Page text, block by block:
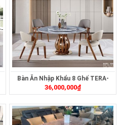
Bàn Ăn Nhập Khẩu 8 Ghế TERA-
T904
36,000,000₫